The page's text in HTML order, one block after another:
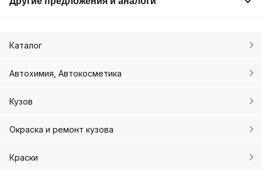
Каталог
Автохимия, Автокосметика
Кузов
Окраска и ремонт кузова
Краски